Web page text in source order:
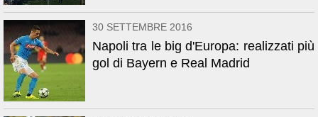
30 SETTEMBRE 2016
Napoli tra le big d'Europa: realizzati più
gol di Bayern e Real Madrid